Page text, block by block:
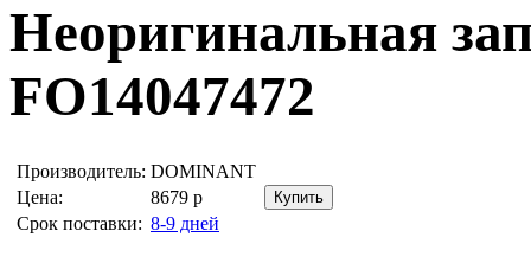
Неоригинальная
FO14047472
Производитель: DOMINANT
Цена:
8679 р
Срок поставки: 8-9 дней